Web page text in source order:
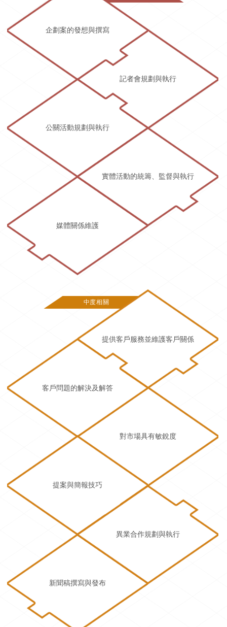
企劃案的發想與撰寫
記者會規劃與執行
公關活動規劃與執行
實體活動的統籌、監督與執行
媒體關係維護
中度相關
提供客戶服務並維護客戶關係
客戶問題的解決及解答
對市場具有敏銳度
提案與簡報技巧
異業合作規劃與執行
新聞稿撰寫與發布